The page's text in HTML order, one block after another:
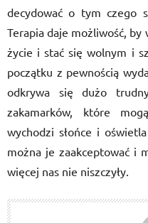
decydować o tym czego
Terapia daje możliwość, by
życie i stać się wolnym i
początku z pewnością
odkrywa się dużo
zakamarków, które
wychodzi słońce i
można je zaakceptować i
więcej nas nie niszczyły.